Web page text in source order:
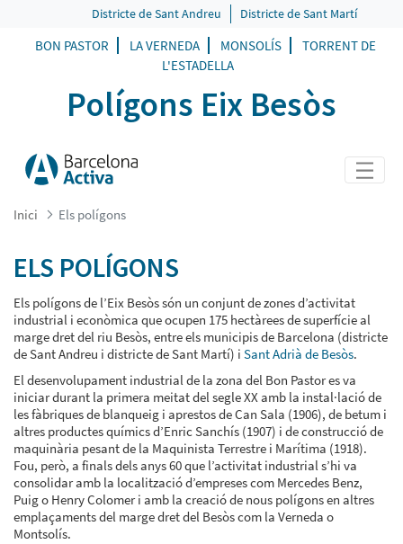
ELS POLÍGONS - POLIGONS EIX
Districte de Sant Andreu Districte de Sant Martí
BON PASTOR LA VERNEDA MONSOLÍS
TORRENT DE
L'ESTADELLA
Polígons Eix Besòs
Inici Els polígons
ELS POLÍGONS
Els polígons de l’Eix Besòs són un conjunt de zones d’activitat
industrial i econòmica que ocupen 175 hectàrees de superfície al
marge dret del riu Besòs, entre els municipis de Barcelona (districte
de Sant Andreu i districte de Sant Martí) i Sant Adrià de Besòs.
El desenvolupament industrial de la zona del Bon Pastor es va
iniciar durant la primera meitat del segle XX amb la instal·lació de
les fàbriques de blanqueig i aprestos de Can Sala (1906), de betum i
altres productes químics d’Enric Sanchís (1907) i de construcció de
maquinària pesant de la Maquinista Terrestre i Marítima (1918).
Fou, però, a finals dels anys 60 que l’activitat industrial s’hi va
consolidar amb la localització d’empreses com Mercedes Benz,
Puig o Henry Colomer i amb la creació de nous polígons en altres
emplaçaments del marge dret del Besòs com la Verneda o
Montsolís.